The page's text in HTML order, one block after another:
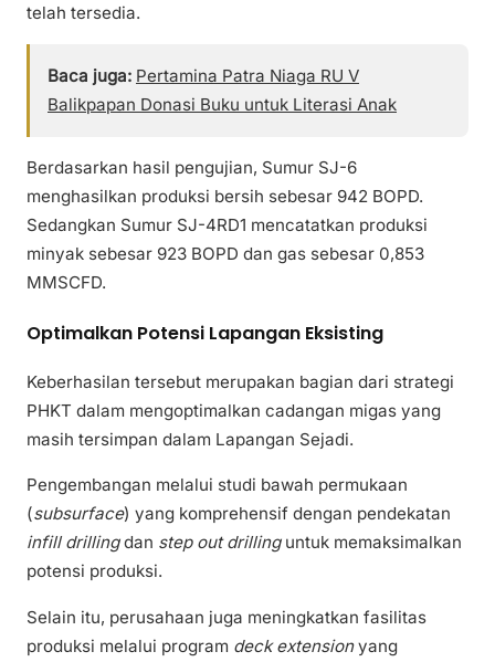
telah tersedia.
Baca juga: Pertamina Patra Niaga RU V
Balikpapan Donasi Buku untuk Literasi Anak
Berdasarkan hasil pengujian, Sumur SJ-6
menghasilkan produksi bersih sebesar 942 BOPD.
Sedangkan Sumur SJ-4RD1 mencatatkan produksi
minyak sebesar 923 BOPD dan gas sebesar 0,853
MMSCFD.
Optimalkan Potensi Lapangan Eksisting
Keberhasilan tersebut merupakan bagian dari strategi
PHKT dalam mengoptimalkan cadangan migas yang
masih tersimpan dalam Lapangan Sejadi.
Pengembangan melalui studi bawah permukaan
(subsurface) yang komprehensif dengan pendekatan
infill drillingdan step out drillinguntuk memaksimalkan
potensi produksi.
Selain itu, perusahaan juga meningkatkan fasilitas
produksi melalui program deck extensionyang